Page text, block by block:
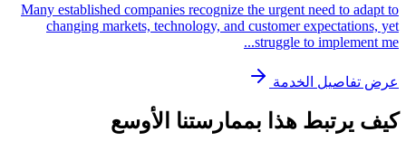
Many established companies recognize the urgent need to adapt to
changing markets, technology, and customer expectations, yet
struggle to implement me
...
عرض تفاصيل الخدمة
كيف يرتبط هذا بممارستنا الأوسع